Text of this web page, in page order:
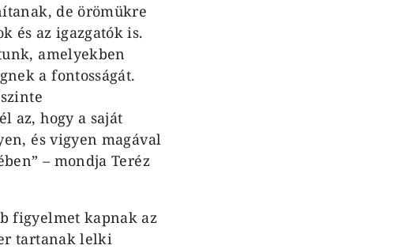
de örömükre
és az igazgatók is.
amelyekben
a fontosságát.
az, hogy a saját
és vigyen magával
– mondja Teréz
figyelmet kapnak az
tartanak lelki